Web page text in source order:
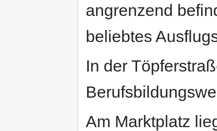
angrenzend
beliebtes
In der
Am Marktplatz